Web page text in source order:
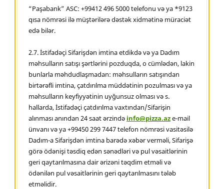
“Paşabank” ASC: +99412 496 5000 telefonu və ya *9123
qısa nömrəsi ilə müştərilərə dəstək xidmətinə müraciət
edə bilər.
2.7. İstifadəçi Sifarişdən imtina etdikdə və ya Dadım
məhsulların satışı şərtlərini pozduqda, o cümlədən, lakin
bunlarla məhdudlaşmadan: məhsulların satışından
birtərəfli imtina, çatdırılma müddətinin pozulması və ya
məhsulların keyfiyyətinin uyğunsuz olması və s.
hallarda, İstifadəçi çatdırılma vaxtından/Sifarişin
alınması anından 24 saat ərzində info@pizza.aze-mail
ünvanı və ya +99450 299 7447 telefon nömrəsi vasitəsilə
Dadım-a Sifarişdən imtina barədə xəbər verməli, Sifarişə
görə ödənişi təsdiq edən sənədləri və pul vəsaitlərinin
geri qaytarılmasına dair ərizəni təqdim etməli və
ödənilən pul vəsaitlərinin geri qaytarılmasını tələb
etməlidir.